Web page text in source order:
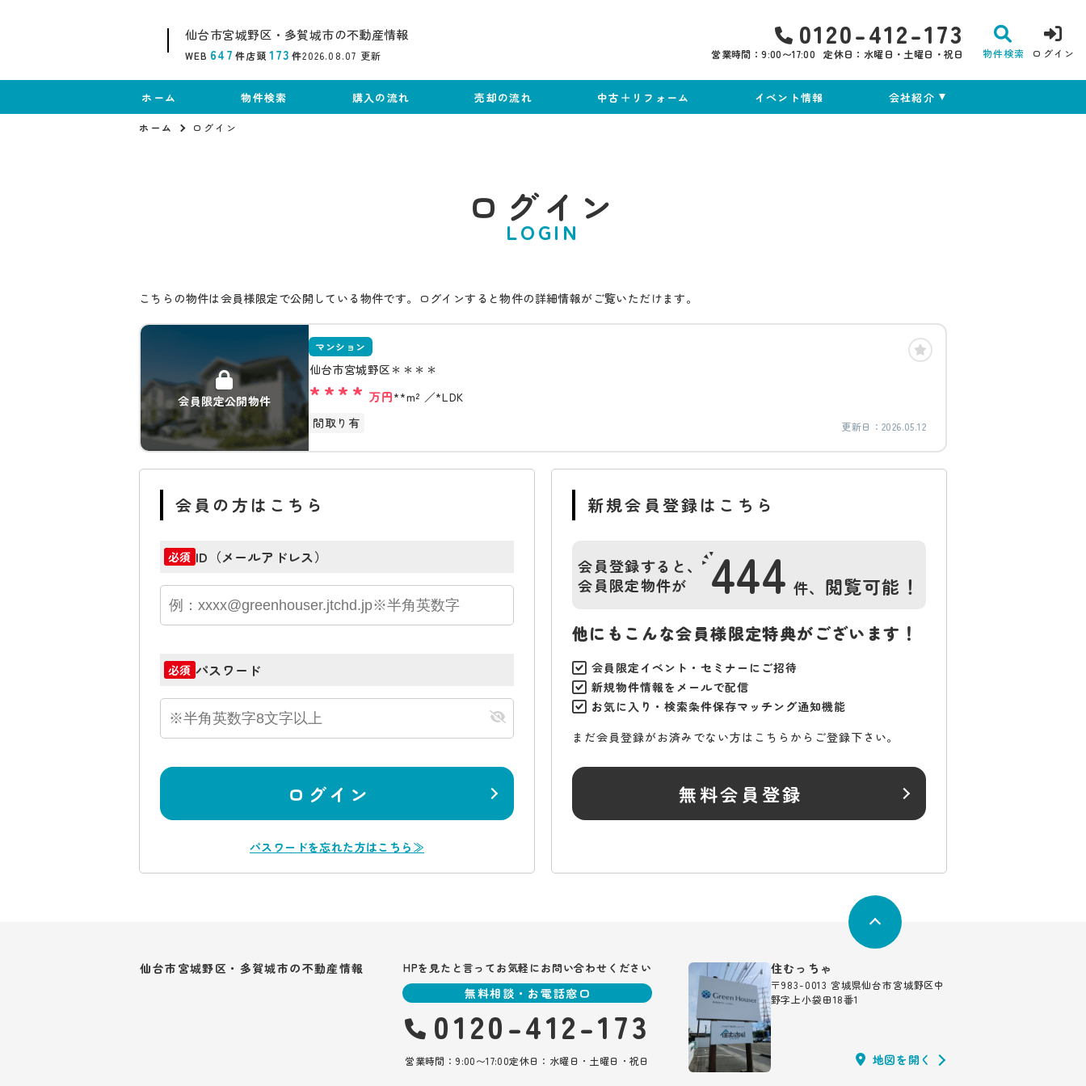
仙台市宮城野区・多賀城市の不動産情報
WEB 647 件店頭 173 件2026.08.07 更新
0120-412-173
営業時間：9:00〜17:00 定休日：水曜日・土曜日・祝日 物件検索 ログイン
ホーム 物件検索 購入の流れ 売却の流れ 中古＋リフォーム イベント情報 会社紹介
ホーム ログイン
ログイン
LOGIN
こちらの物件は会員様限定で公開している物件です。ログインすると物件の詳細情報がご覧いただけます。
会員限定公開物件
マンション
仙台市宮城野区＊＊＊＊
**** 万円**m²
*LDK
間取り有
更新日： 2026.05.12
会員の方はこちら
必須 ID（メールアドレス）
必須 パスワード
ログイン
パスワードを忘れた方はこちら≫
新規会員登録はこちら
会員登録すると、
会員限定物件が
444 件、 閲覧可能！
他にもこんな会員様限定特典がございます！
会員限定イベント・セミナーにご招待
新規物件情報をメールで配信
お気に入り・検索条件保存マッチング通知機能
まだ会員登録がお済みでない方はこちらからご登録下さい。
無料会員登録
仙台市宮城野区・多賀城市の不動産情報 HPを見たと言ってお気軽にお問い合わせください
無料相談・お電話窓口
0120-412-173
営業時間：9:00〜17:00定休日：水曜日・土曜日・祝日
住むっちゃ
〒983-0013 宮城県仙台市宮城野区中
野字上小袋田18番1
地図を開く